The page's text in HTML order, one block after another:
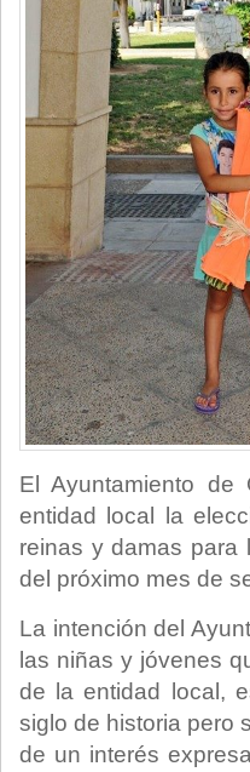
El Ayuntamiento
entidad local la
reinas y damas para
del próximo mes de
La intención del
las niñas y jóvenes
de la entidad local,
siglo de historia pero
de un interés